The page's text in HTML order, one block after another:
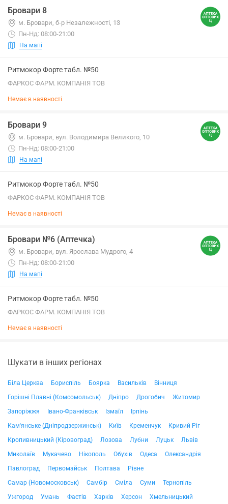
Бровари 8
м. Бровари, б-р Незалежності, 13
Пн-Нд: 08:00-21:00
На мапі
Ритмокор Форте табл. №50
ФАРКОС ФАРМ. КОМПАНІЯ ТОВ
Немає в наявності
Бровари 9
м. Бровари, вул. Володимира Великого, 10
Пн-Нд: 08:00-21:00
На мапі
Ритмокор Форте табл. №50
ФАРКОС ФАРМ. КОМПАНІЯ ТОВ
Немає в наявності
Бровари №6 (Аптечка)
м. Бровари, вул. Ярослава Мудрого, 4
Пн-Нд: 08:00-21:00
На мапі
Ритмокор Форте табл. №50
ФАРКОС ФАРМ. КОМПАНІЯ ТОВ
Немає в наявності
Шукати в інших регіонах
Біла Церква Бориспіль Боярка Васильків
Вінниця
Горішні Плавні (Комсомольськ)
Дніпро Дрогобич
Житомир
Запоріжжя
Івано-Франківськ Ізмаїл
Ірпінь
Кам'янське (Дніпродзержинськ)
Київ Кременчук
Кривий Ріг
Кропивницький (Кіровоград)
Лозова Лубни Луцьк
Львів
Миколаїв
Мукачево Нікополь Обухів Одеса
Олександрія
Павлоград
Первомайськ Полтава
Рівне
Самар (Новомосковськ)
Самбір Сміла Суми
Тернопіль
Ужгород
Умань Фастів Харків Херсон
Хмельницький